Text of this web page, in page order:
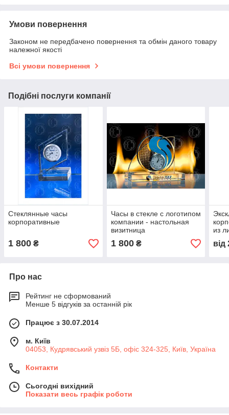
Умови повернення
Законом не передбачено повернення та обмін даного товару
належної якості
Всі умови повернення
Подібні послуги компанії
Стеклянные часы
корпоративные
1 800 ₴
Часы в стекле с логотипом
компании - настольная
визитница
1 800₴
из
від
Про нас
Рейтинг не сформований
Менше 5 відгуків за останній рік
Працює з 30.07.2014
м. Київ
04053, Кудрявський узвіз 5Б, офіс 324-325, Київ, Україна
Контакти
Сьогодні вихідний
Показати весь графік роботи